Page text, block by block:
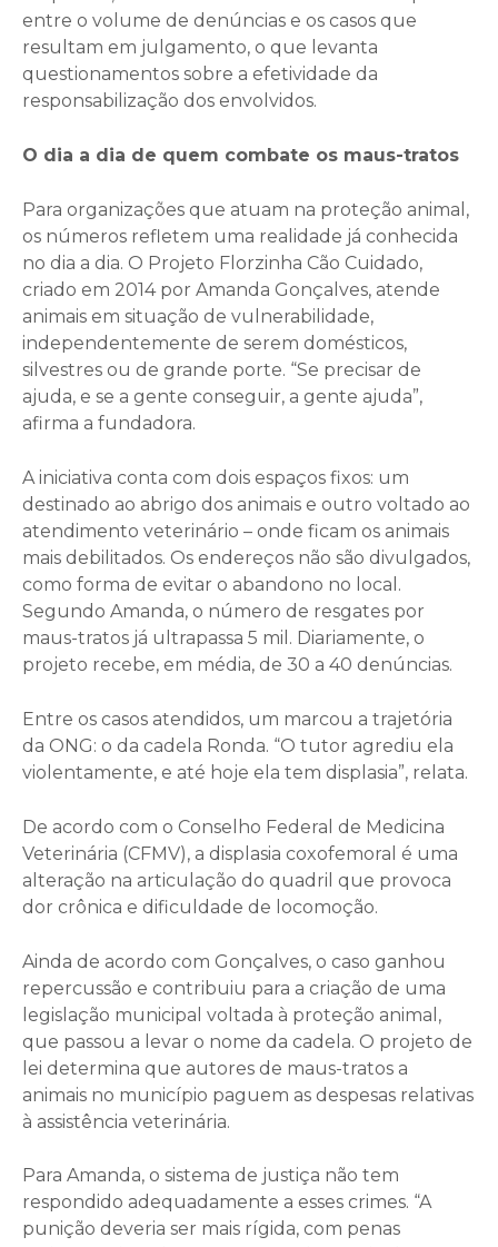
entre o volume de denúncias e os casos que
resultam em julgamento, o que levanta
questionamentos sobre a efetividade da
responsabilização dos envolvidos.
O dia a dia de quem combate os maus-tratos
Para organizações que atuam na proteção animal,
os números refletem uma realidade já conhecida
no dia a dia. O Projeto Florzinha Cão Cuidado,
criado em 2014 por Amanda Gonçalves, atende
animais em situação de vulnerabilidade,
independentemente de serem domésticos,
silvestres ou de grande porte. “Se precisar de
ajuda, e se a gente conseguir, a gente ajuda”,
afirma a fundadora.
A iniciativa conta com dois espaços fixos: um
destinado ao abrigo dos animais e outro voltado ao
atendimento veterinário – onde ficam os animais
mais debilitados. Os endereços não são divulgados,
como forma de evitar o abandono no local.
Segundo Amanda, o número de resgates por
maus-tratos já ultrapassa 5 mil. Diariamente, o
projeto recebe, em média, de 30 a 40 denúncias.
Entre os casos atendidos, um marcou a trajetória
da ONG: o da cadela Ronda. “O tutor agrediu ela
violentamente, e até hoje ela tem displasia”, relata.
De acordo com o Conselho Federal de Medicina
Veterinária (CFMV), a displasia coxofemoral é uma
alteração na articulação do quadril que provoca
dor crônica e dificuldade de locomoção.
Ainda de acordo com Gonçalves, o caso ganhou
repercussão e contribuiu para a criação de uma
legislação municipal voltada à proteção animal,
que passou a levar o nome da cadela. O projeto de
lei determina que autores de maus-tratos a
animais no município paguem as despesas relativas
à assistência veterinária.
Para Amanda, o sistema de justiça não tem
respondido adequadamente a esses crimes. “A
punição deveria ser mais rígida, com penas